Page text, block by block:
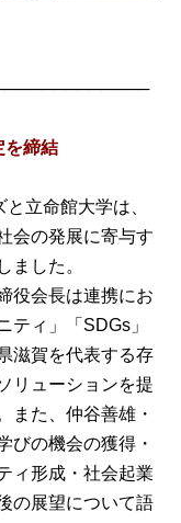
を締結
立命館大学は、
会の発展に寄与す
ました。
役会長は連携にお
ティ」「SDGs」
滋賀を代表する存
リューションを提
また、仲谷善雄・
びの機会の獲得・
ィ形成・社会起業
の展望について語